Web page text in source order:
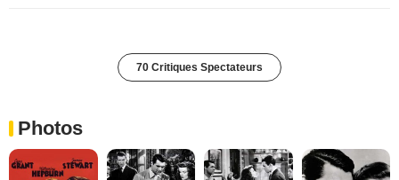
70 Critiques Spectateurs
Photos